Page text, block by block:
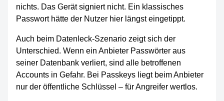
nichts. Das Gerät signiert nicht. Ein klassisches
Passwort hätte der Nutzer hier längst eingetippt.
Auch beim Datenleck-Szenario zeigt sich der
Unterschied. Wenn ein Anbieter Passwörter aus
seiner Datenbank verliert, sind alle betroffenen
Accounts in Gefahr. Bei Passkeys liegt beim Anbieter
nur der öffentliche Schlüssel – für Angreifer wertlos.